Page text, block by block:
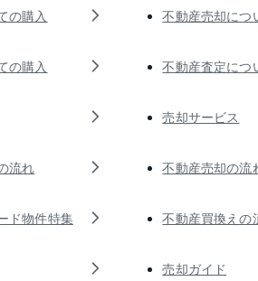
の購入
の購入
流れ
ド物件特集
不動産売却につ
不動産査定につ
売却サービス
不動産売却の流
不動産買換えの
売却ガイド